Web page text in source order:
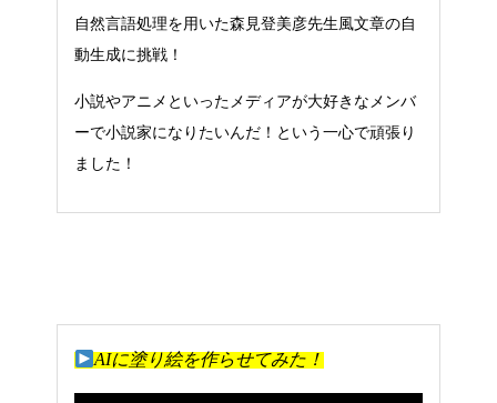
自然言語処理を用いた森見登美彦先生風文章の自
動生成に挑戦！
小説やアニメといったメディアが大好きなメンバ
ーで小説家になりたいんだ！という一心で頑張り
ました！
AIに塗り絵を作らせてみた！